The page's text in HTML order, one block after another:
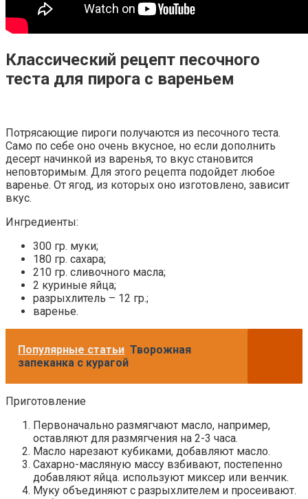
Классический рецепт песочного
теста для пирога с вареньем
Потрясающие пироги получаются из песочного теста.
Само по себе оно очень вкусное, но если дополнить
десерт начинкой из варенья, то вкус становится
неповторимым. Для этого рецепта подойдет любое
варенье. От ягод, из которых оно изготовлено, зависит
вкус.
Ингредиенты:
300 гр. муки;
180 гр. сахара;
210 гр. сливочного масла;
2 куриные яйца;
разрыхлитель – 12 гр.;
варенье.
Популярные статьи Творожная
запеканка с курагой
Приготовление
Первоначально размягчают масло, например,
оставляют для размягчения на 2-3 часа.
Масло нарезают кубиками, добавляют масло.
Сахарно-масляную массу взбивают, постепенно
добавляют яйца. используют миксер или венчик.
Муку объединяют с разрыхлителем и просеивают.